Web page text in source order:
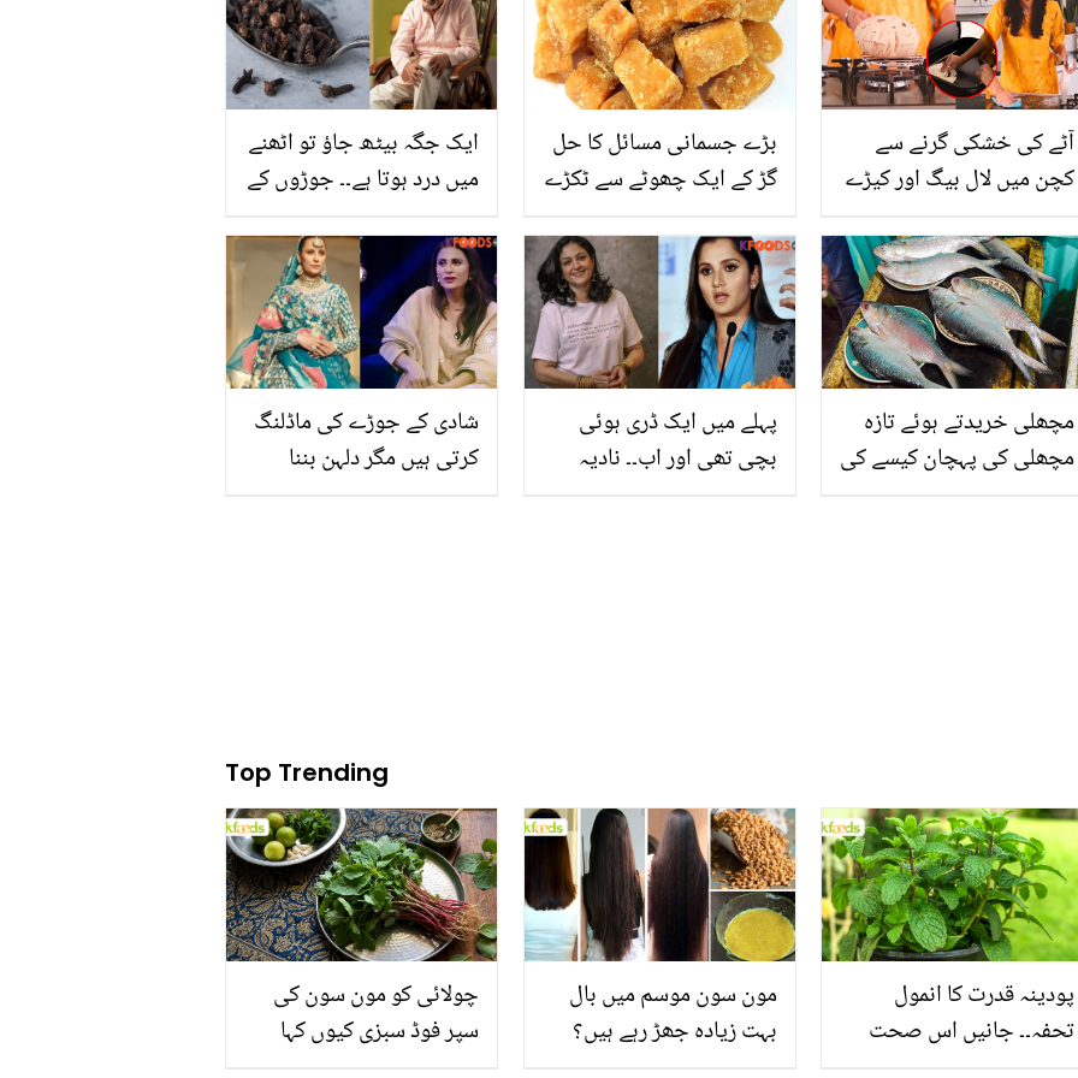
مر کیوں نہ گیا؟ بے بی
باجی اپنے بچوں کو جوڑنے
کیلئے تیار، فینز رو پڑے
بڑی مشکل کیسے آسان
ہوسکتی ہے؟
ایک جگہ بیٹھ جاؤ تو اٹھنے
میں درد ہوتا ہے۔۔ جوڑوں کے
استعمال کریں؟ جانیں اس
تکلیف سے نجات کے چند
طریقے
بڑے جسمانی مسائل کا حل
گڑ کے ایک چھوٹے سے ٹکڑے
آٹے کی خشکی گرنے سے
کچن میں لال بیگ اور کیڑے
گندگی کے روٹی بنانے کا وہ
آسان حل، جس سے بار بار
صفائی کرنے کا مسئلہ ہی
ختم
شادی کے جوڑے کی ماڈلنگ
کرتی ہیں مگر دلہن بننا
پہلے میں ایک ڈری ہوئی
بچی تھی اور اب۔۔ نادیہ
مچھلی خریدتے ہوئے تازہ
مچھلی کی پہچان کیسے کی
Top Trending
چولائی کو مون سون کی
سپر فوڈ سبزی کیوں کہا
مون سون موسم میں بال
بہت زیادہ جھڑ رہے ہیں؟
پودینہ قدرت کا انمول
تحفہ۔۔ جانیں اس صحت